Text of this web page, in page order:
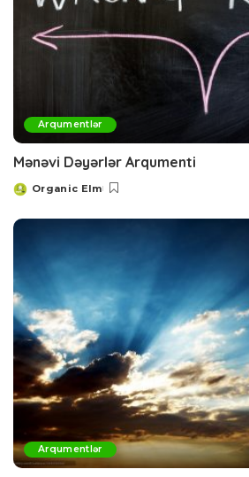
Arqumentlər
Mənəvi Dəyərlər Arqumenti
Posted
Organic Elm
Arqumentlər